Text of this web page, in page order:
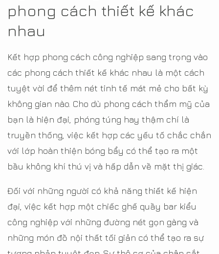
phong cách thiết kế khác
nhau
Kết hợp phong cách công nghiệp sang trọng vào
các phong cách thiết kế khác nhau là một cách
tuyệt vời để thêm nét tinh tế mát mẻ cho bất kỳ
không gian nào. Cho dù phong cách thẩm mỹ của
bạn là hiện đại, phóng túng hay thậm chí là
truyền thống, việc kết hợp các yếu tố chắc chắn
với lớp hoàn thiện bóng bẩy có thể tạo ra một
bầu không khí thú vị và hấp dẫn về mặt thị giác.
Đối với những người có khả năng thiết kế hiện
đại, việc kết hợp một chiếc ghế quầy bar kiểu
công nghiệp với những đường nét gọn gàng và
những món đồ nội thất tối giản có thể tạo ra sự